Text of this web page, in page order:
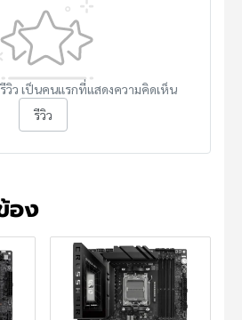
วิว เป็นคนแรกที่แสดงความคิดเห็น
รีวิว
อง